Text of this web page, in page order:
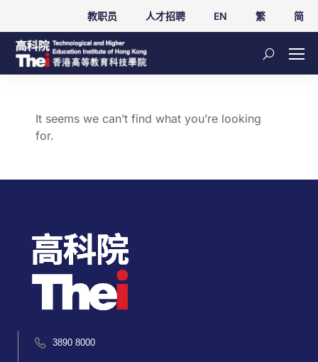
教职员 人才招聘 EN 繁 简
It seems we can’t find what you’re looking
for.
3890 8000